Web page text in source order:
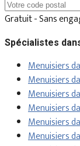
Gratuit - Sans
Spécialistes
Menuisiers
Menuisiers
Menuisiers
Menuisiers
Menuisiers
Menuisiers